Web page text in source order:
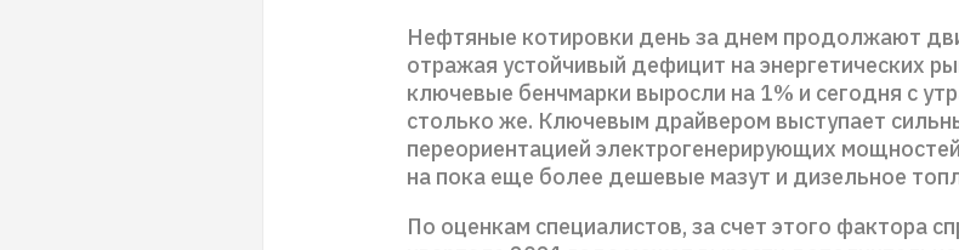
Нефтяные котировки день за днем продолжают
отражая устойчивый дефицит на энергетических
ключевые бенчмарки выросли на 1% и сегодня с
столько же. Ключевым драйвером выступает
переориентацией электрогенерирующих мощностей
на пока еще более дешевые мазут и дизельное
По оценкам специалистов, за счет этого фактора